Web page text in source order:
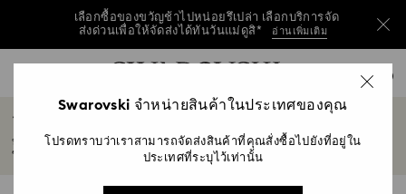
เลือกซื้อของขวัญช้าไปหน่อยรึเปล่า เลือกบริการจัด
ส่งด่วนเพื่อให้จัดส่งได้ทันวันแม่ดูสิ*
อ่านเพิ่มเติม
วันแม่ปีนี้ รับฟรี! กระเป๋าสะพายไหล่สีฟ้าที่ใช้งานได้
เลือกซื้อของขวัญช้าไปหน่อยรึเปล่า เลือกบริการจัด
0 - หัวข้อ
ร้านค้าเคสโทรศัพท์
ปกป้องอุปกรณ์ของคุณอย่างงดงามมีสไตล์ และสำรวจคอลเลกชันร้านค้าเคสโทรศัพท์
ของเรา...
Swarovski จำหน่ายสินค้าในประเทศของคุณ
โปรดทราบว่าเราสามารถจัดส่งสินค้าที่คุณสั่งซื้อไปยังที่อยู่ใน
ประเทศที่ระบุไว้เท่านั้น